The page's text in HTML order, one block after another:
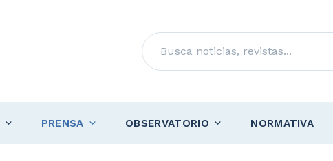
Buscar
PRENSA OBSERVATORIO NORMATIVA